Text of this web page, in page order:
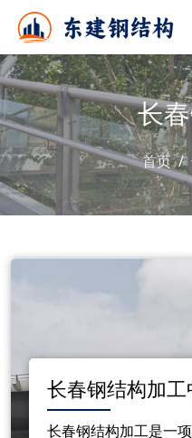
长
首页
长春钢结构加
长春钢结构加工是一